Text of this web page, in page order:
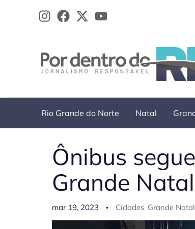
Rio Grande do Norte Natal
Ônibus
Grande
mar 19, 2023 Cidades Grande Natal